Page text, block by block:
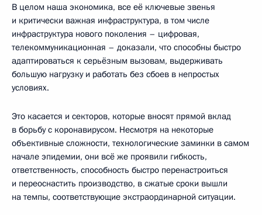
В целом наша экономика, все её ключевые звенья
и критически важная инфраструктура, в том числе
инфраструктура нового поколения – цифровая,
телекоммуникационная – доказали, что способны быстро
адаптироваться к серьёзным вызовам, выдерживать
большую нагрузку и работать без сбоев в непростых
условиях.
Это касается и секторов, которые вносят прямой вклад
в борьбу с коронавирусом. Несмотря на некоторые
объективные сложности, технологические заминки в самом
начале эпидемии, они всё же проявили гибкость,
ответственность, способность быстро перенастроиться
и переоснастить производство, в сжатые сроки вышли
на темпы, соответствующие экстраординарной ситуации.